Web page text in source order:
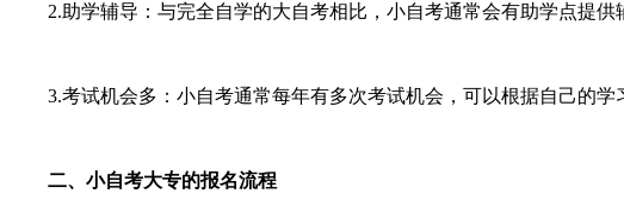
2.助学辅导：与完全自学的大自考相比，小自考通常会有助学点提供
3.考试机会多：小自考通常每年有多次考试机会，可以根据自己的学
二、小自考大专的报名流程